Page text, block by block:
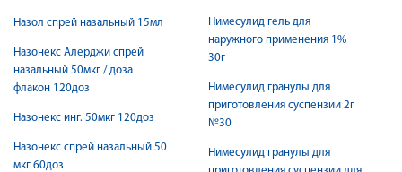
Назол спрей назальный 15мл
Назонекс Алерджи спрей
назальный 50мкг / доза
флакон 120доз
Назонекс инг. 50мкг 120доз
Назонекс спрей назальный 50
мкг 60доз
Нимесулид гель для
наружного применения 1%
30г
Нимесулид гранулы для
приготовления суспензии 2г
№30
Нимесулид гранулы для